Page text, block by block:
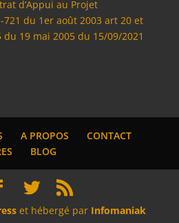
d’Appui au Projet
721 du 1er août 2003 art 20 et
19 mai 2005 du 15/09/2021
A PROPOS
CONTACT
BLOG
et hébergé par Infomaniak